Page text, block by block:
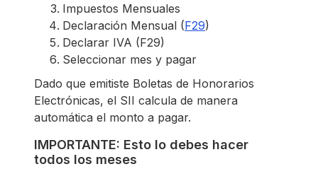
Impuestos Mensuales
Declaración Mensual (F29)
Declarar IVA (F29)
Seleccionar mes y pagar
Dado que emitiste Boletas de Honorarios
Electrónicas, el SII calcula de manera
automática el monto a pagar.
IMPORTANTE: Esto lo debes hacer
todos los meses